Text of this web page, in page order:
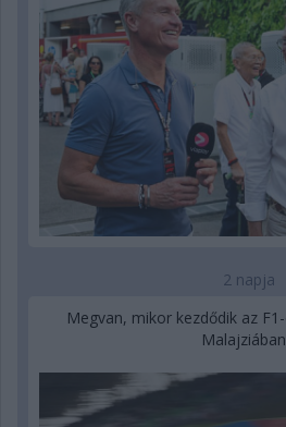
2 napja
Megvan, mikor kezdődik az
Malajziában